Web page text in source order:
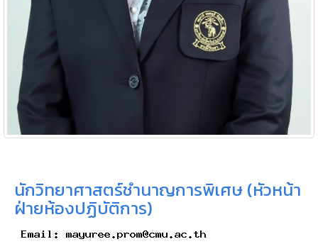
นักวิทยาศาสตร์ชำนาญการพิเศษ (หัวหน้า
ฝ่ายห้องปฏิบัติการ)